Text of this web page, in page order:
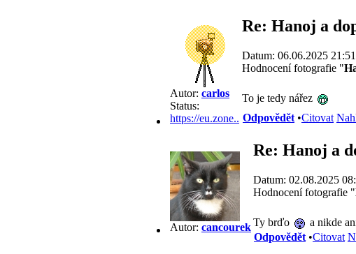
Autor: carlos
Status:
https://eu.zone..
Re: Hanoj a
Datum: 06.06.2025 21:51
Hodnocení fotografie "
To je tedy nářez
Odpovědět •Citovat
Autor: cancourek
Re: Hanoj a
Datum: 02.08.2025
Hodnocení fotografie "
Ty brďo
a nikde
Odpovědět •Citovat